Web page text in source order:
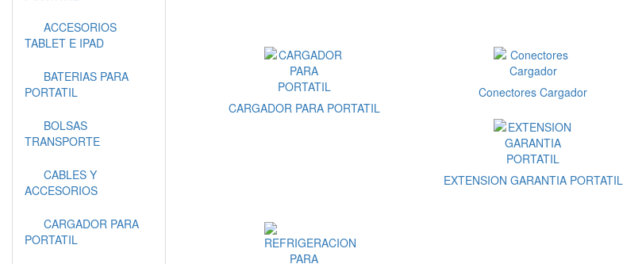
CARGADOR PARA PORTATIL
Conectores Cargador
EXTENSION GARANTIA PORTATIL
ACCESORIOS
TABLET E IPAD
BATERIAS PARA
PORTATIL
BOLSAS
TRANSPORTE
CABLES Y
ACCESORIOS
CARGADOR PARA
PORTATIL